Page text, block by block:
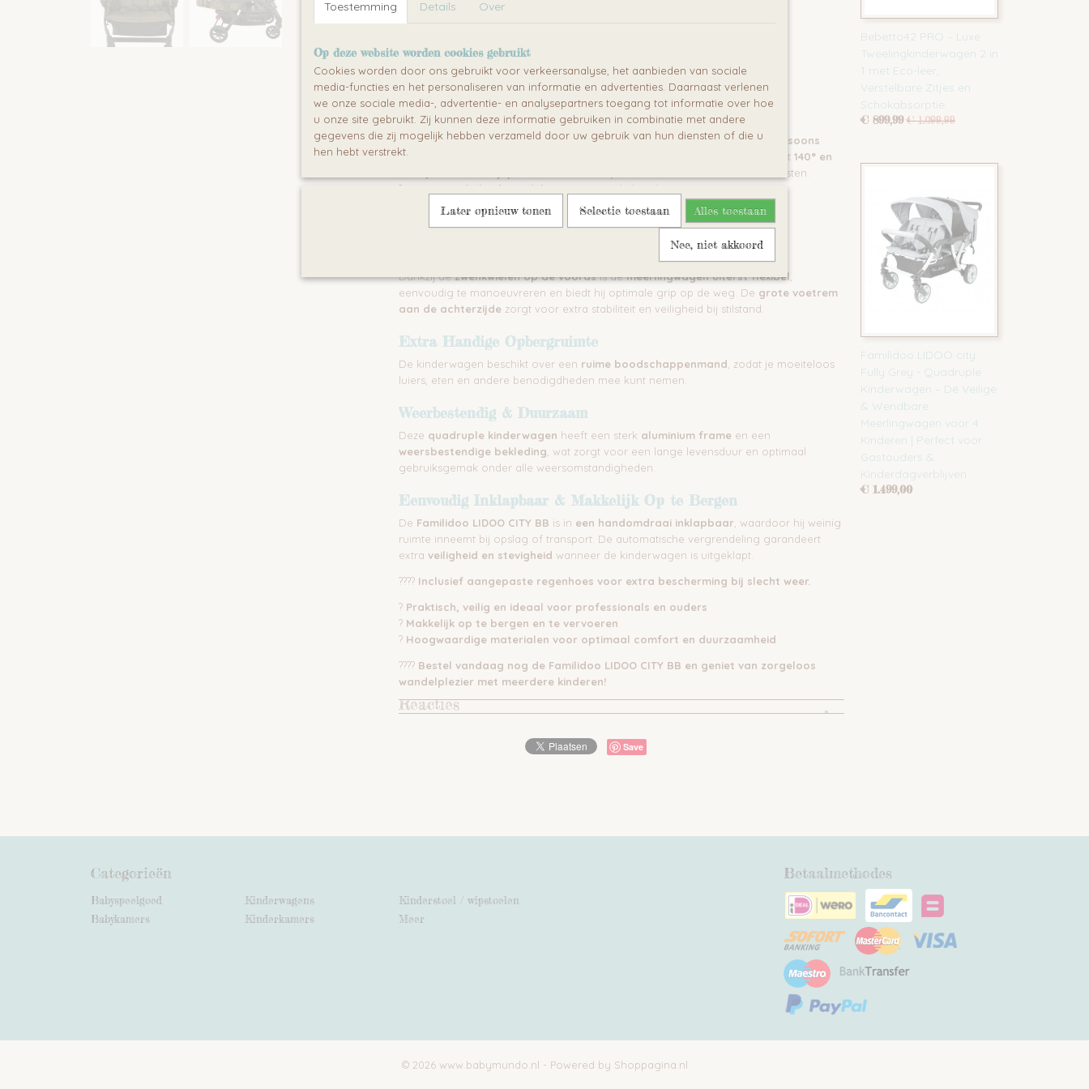
Uitgevouwen: 124,5 x 79 x 96 cm
Materiaal
: Aluminium frame met weersbestendige bekleding
Veiligheid: Voldoet aan deEN 1888 veiligheidsnormen
Comfortabel & Veilig Ontworpen
DeFamilidoo LIDOO CITY BBis voorzien van twee comfortabele tweepersoons
zitjes
. De zitjes kunnen versteld worden tot 140° en
, zodat kinderen altijd comfortabel kunnen zitten of rusten.
?
5-punts veiligheidsgordels
voor maximale bescherming
Grote afneembare bumper
voor extra veiligheid
Beschermende zonnekap
Maximale Wendbaarheid & Gebruiksgemak
Dankzij dezwenkwielen op de voorasis demeerlingwagen uiterst flexibel
eenvoudig te manoeuvreren en biedt hij optimale grip op de weg. De grote voetrem
aan de achterzijde zorgt voor extra stabiliteit en veiligheid bij stilstand.
Extra Handige Opbergruimte
De kinderwagen beschikt over een ruime boodschappenmand , zodat je moeiteloos
luiers, eten en andere benodigdheden mee kunt nemen.
Weerbestendig & Duurzaam
Deze quadruple kinderwagen heeft een sterk aluminium frame en een
weersbestendige bekleding , wat zorgt voor een lange levensduur en optimaal
gebruiksgemak onder alle weersomstandigheden.
Eenvoudig Inklapbaar & Makkelijk Op te Bergen
De Familidoo LIDOO CITY BB is in een handomdraai inklapbaar , waardoor hij weinig
ruimte inneemt bij opslag of transport. De automatische vergrendeling garandeert
extra veiligheid en stevigheid wanneer de kinderwagen is uitgeklapt.
???? Inclusief aangepaste regenhoes voor extra bescherming bij slecht weer.
? Praktisch, veilig en ideaal voor professionals en ouders
? Makkelijk op te bergen en te vervoeren
? Hoogwaardige materialen voor optimaal comfort en duurzaamheid
???? Bestel vandaag nog de Familidoo LIDOO CITY BB en geniet van zorgeloos
wandelplezier met meerdere kinderen!
Reacties
Save
Bebetto42 PRO – Luxe
Tweelingkinderwagen 2 in
1 met Eco-leer,
Verstelbare Zitjes en
Schokabsorptie
€ 899,99 € 1.099,99
Familidoo LIDOO city
Fully Grey - Quadruple
Kinderwagen – Dé Veilige
& Wendbare
Meerlingwagen voor 4
Kinderen | Perfect voor
Gastouders &
Kinderdagverblijven
€ 1.499,00
Categorieën
Babyspeelgoed
Babykamers
Kinderwagens
Kinderkamers
Kinderstoel / wipstoelen
Meer
Betaalmethodes
© 2026 www.babymundo.nl - Powered by Shoppagina.nl
Toestemming Details Over
Op deze website worden cookies gebruikt
Cookies worden door ons gebruikt voor verkeersanalyse, het aanbieden van sociale
media-functies en het personaliseren van informatie en advertenties. Daarnaast verlenen
we onze sociale media-, advertentie- en analysepartners toegang tot informatie over hoe
u onze site gebruikt. Zij kunnen deze informatie gebruiken in combinatie met andere
gegevens die zij mogelijk hebben verzameld door uw gebruik van hun diensten of die u
hen hebt verstrekt.
Later opnieuw tonen Selectie toestaan Alles toestaan
Nee, niet akkoord